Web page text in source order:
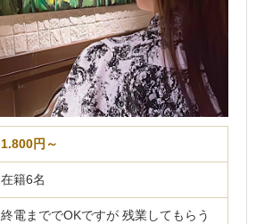
1.800円～
在籍6名
終電まででOKですが 残業してもらう